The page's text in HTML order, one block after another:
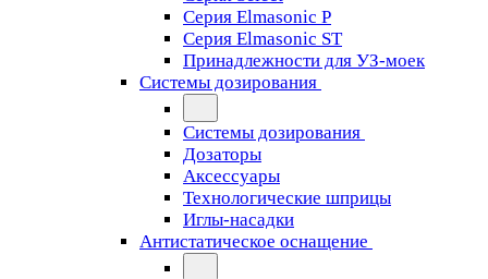
Серия Elmasonic P
Серия Elmasonic ST
Принадлежности для УЗ-моек
Системы дозирования
Системы дозирования
Дозаторы
Аксессуары
Технологические шприцы
Иглы-насадки
Антистатическое оснащение